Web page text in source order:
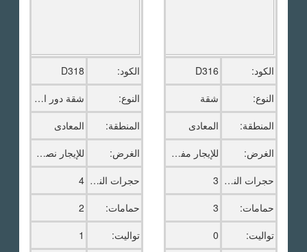
الكود:
D316
النوع:
شقة
المنطقة:
المعادى
الغرض:
للإيجار مفروش
حجرات النوم: 3
حمامات:
3
تواليت:
0
الكود:
D318
النوع:
شقة دور اخير بالروف
المنطقة:
المعادى
الغرض:
للإيجار نصف مفروش
حجرات النوم: 4
حمامات:
2
تواليت:
1